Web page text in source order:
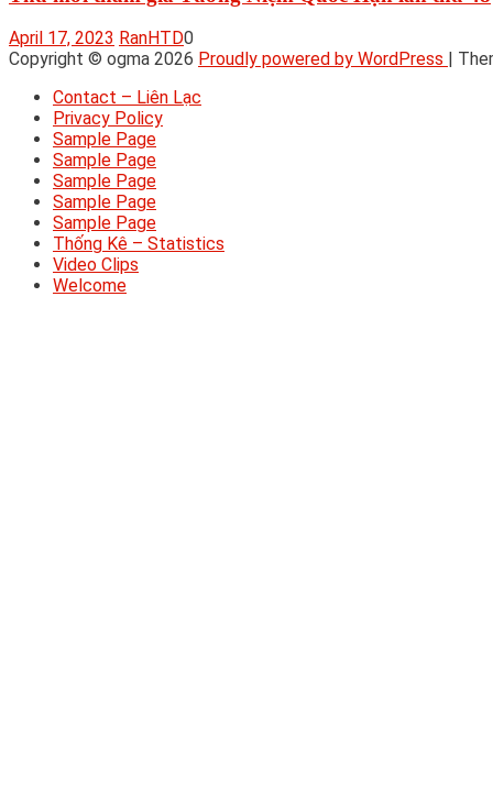
April 17, 2023 RanHTD0
Copyright © ogma 2026 Proudly powered by WordPress
Contact – Liên Lạc
Privacy Policy
Sample Page
Sample Page
Sample Page
Sample Page
Sample Page
Thống Kê – Statistics
Video Clips
Welcome